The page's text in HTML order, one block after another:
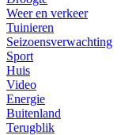
Weer en verkeer
Tuinieren
Seizoensverwachting
Sport
Huis
Video
Energie
Buitenland
Terugblik